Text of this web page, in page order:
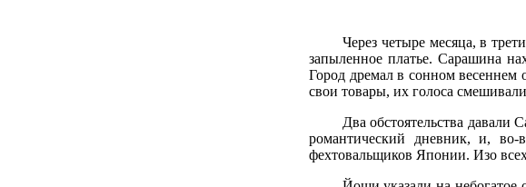
Через четыре месяца, в
запыленное платье. Сарашина
Город дремал в сонном весеннем
свои товары, их голоса
Два обстоятельства давали
романтический дневник, и,
фехтовальщиков Японии. Изо